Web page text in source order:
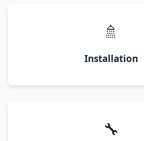
🚿
Installation
🔧